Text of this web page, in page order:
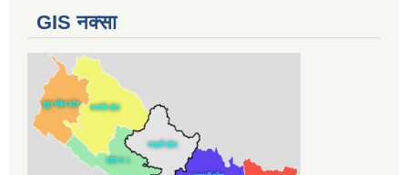
GIS नक्सा